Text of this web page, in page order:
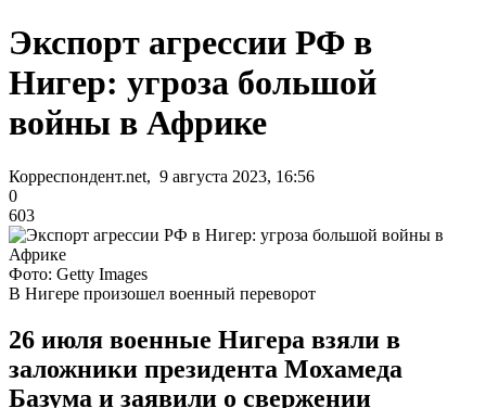
Экспорт агрессии РФ в
Нигер: угроза большой
войны в Африке
Корреспондент.net, 9 августа 2023, 16:56
0
603
Фото: Getty Images
В Нигере произошел военный переворот
26 июля военные Нигера взяли в
заложники президента Мохамеда
Базума и заявили о свержении